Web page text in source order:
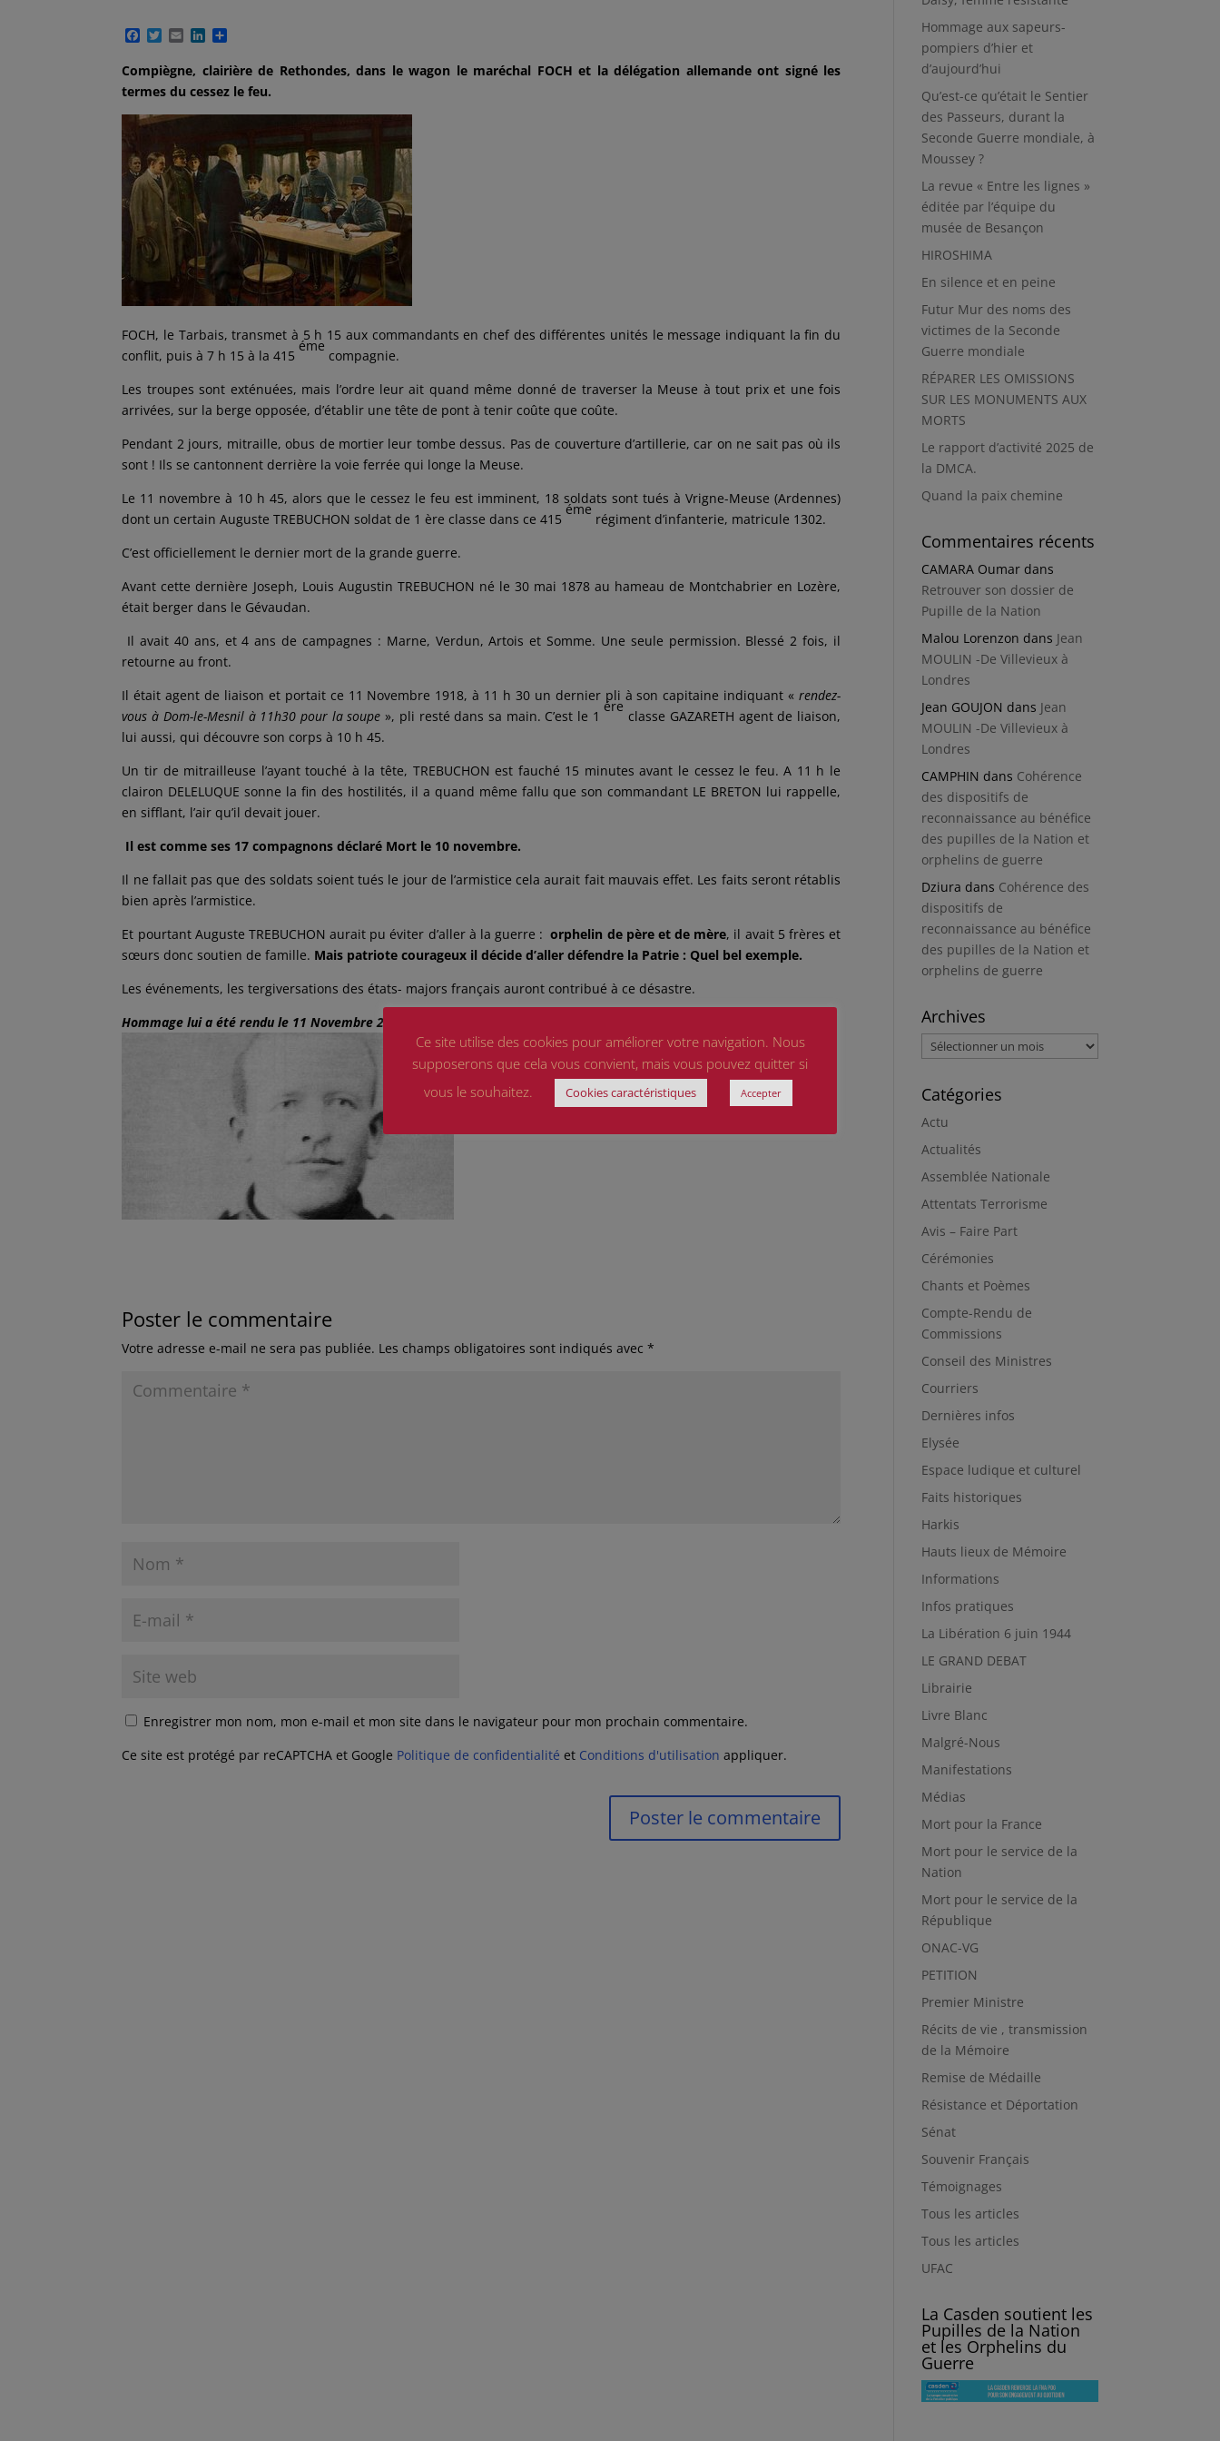
F
c
e
b
o
T
i
t
t
r
E
a
i
l
L
n
k
e
r
t
a
Compiègne, clairière de Rethondes, dans le wagon le maréchal FOCH et la délégation allemande ont signé les
termes du cessez le feu.
FOCH, le Tarbais, transmet à 5 h 15 aux commandants en chef des différentes unités le message indiquant la fin du
conflit, puis à 7 h 15 à la 415
éme
compagnie.
Les troupes sont exténuées, mais l’ordre leur ait quand même donné de traverser la Meuse à tout prix et une fois
arrivées, sur la berge opposée, d’établir une tête de pont à tenir coûte que coûte.
Pendant 2 jours, mitraille, obus de mortier leur tombe dessus. Pas de couverture d’artillerie, car on ne sait pas où ils
sont ! Ils se cantonnent derrière la voie ferrée qui longe la Meuse.
Le 11 novembre à 10 h 45, alors que le cessez le feu est imminent, 18 soldats sont tués à Vrigne-Meuse (Ardennes)
dont un certain Auguste TREBUCHON soldat de 1 ère classe dans ce 415
éme
régiment d’infanterie, matricule 1302.
C’est officiellement le dernier mort de la grande guerre.
Avant cette dernière Joseph, Louis Augustin TREBUCHON né le 30 mai 1878 au hameau de Montchabrier en Lozère,
était berger dans le Gévaudan.
Il avait 40 ans, et 4 ans de campagnes : Marne, Verdun, Artois et Somme. Une seule permission. Blessé 2 fois, il
retourne au front.
Il était agent de liaison et portait ce 11 Novembre 1918, à 11 h 30 un dernier pli à son capitaine indiquant «rendez-
vous à Dom-le-Mesnil à 11h30 pour la soupe », pli resté dans sa main. C’est le 1
ére
classe GAZARETH agent de liaison,
lui aussi, qui découvre son corps à 10 h 45.
Un tir de mitrailleuse l’ayant touché à la tête, TREBUCHON est fauché 15 minutes avant le cessez le feu. A 11 h le
clairon DELELUQUE sonne la fin des hostilités, il a quand même fallu que son commandant LE BRETON lui rappelle,
en sifflant, l’air qu’il devait jouer.
Il est comme ses 17 compagnons déclaré Mort le 10 novembre.
Il ne fallait pas que des soldats soient tués le jour de l’armistice cela aurait fait mauvais effet. Les faits seront rétablis
bien après l’armistice.
Et pourtant Auguste TREBUCHON aurait pu éviter d’aller à la guerre :orphelin de père et de mère, il avait 5 frères et
sœurs donc soutien de famille. Mais patriote courageux il décide d’aller défendre la Patrie : Quel bel exemple.
Les événements, les tergiversations des états- majors français auront contribué à ce désastre.
Hommage lui a été rendu le 11 Novembre 2018 par le 1
er
Poster le commentaire
Votre adresse e-mail ne sera pas publiée. Les champs obligatoires sont indiqués avec*
Enregistrer mon nom, mon e-mail et mon site dans le navigateur pour mon prochain commentaire.
Ce site est protégé par reCAPTCHA et Google Politique de confidentialité et Conditions d'utilisation appliquer.
Hommage aux sapeurs-
pompiers d’hier et
d’aujourd’hui
Qu’est-ce qu’était le Sentier
des Passeurs, durant la
Seconde Guerre mondiale, à
Moussey ?
La revue « Entre les lignes »
éditée par l’équipe du
musée de Besançon
HIROSHIMA
En silence et en peine
Futur Mur des noms des
victimes de la Seconde
Guerre mondiale
RÉPARER LES OMISSIONS
SUR LES MONUMENTS AUX
MORTS
Le rapport d’activité 2025 de
la DMCA.
Quand la paix chemine
Commentaires récents
CAMARA Oumar dans
Retrouver son dossier de
Pupille de la Nation
Malou Lorenzon dans Jean
MOULIN -De Villevieux à
Londres
Jean GOUJON dans Jean
MOULIN -De Villevieux à
Londres
CAMPHIN dans Cohérence
des dispositifs de
reconnaissance au bénéfice
des pupilles de la Nation et
orphelins de guerre
Dziura dans Cohérence des
dispositifs de
reconnaissance au bénéfice
des pupilles de la Nation et
orphelins de guerre
Archives
Archives
Catégories
Actu
Actualités
Assemblée Nationale
Attentats Terrorisme
Avis – Faire Part
Cérémonies
Chants et Poèmes
Compte-Rendu de
Commissions
Conseil des Ministres
Courriers
Dernières infos
Elysée
Espace ludique et culturel
Faits historiques
Harkis
Hauts lieux de Mémoire
Informations
Infos pratiques
La Libération 6 juin 1944
LE GRAND DEBAT
Librairie
Livre Blanc
Malgré-Nous
Manifestations
Médias
Mort pour la France
Mort pour le service de la
Nation
Mort pour le service de la
République
ONAC-VG
PETITION
Premier Ministre
Récits de vie , transmission
de la Mémoire
Remise de Médaille
Résistance et Déportation
Sénat
Souvenir Français
Témoignages
Tous les articles
Tous les articles
UFAC
La Casden soutient les
Pupilles de la Nation
et les Orphelins du
Guerre
Ce site utilise des cookies pour améliorer votre navigation. Nous
supposerons que cela vous convient, mais vous pouvez quitter si
vous le souhaitez.
Cookies caractéristiques Accepter